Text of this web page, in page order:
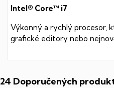
Intel® Core™ i7
Výkonný a rychlý procesor,
grafické editory nebo
24 Doporučených